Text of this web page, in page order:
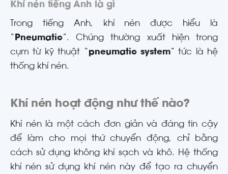
Khí nén tiếng Anh là gì
Trong tiếng Anh, khí nén được hiểu là
Pneumatic ”. Chúng thường xuất hiện trong
cụm từ kỹ thuật “ pneumatic system” tức là hệ
thống khí nén.
Khí nén hoạt động như thế nào?
Khí nén là một cách đơn giản và đáng tin cậy
để làm cho mọi thứ chuyển động, chỉ bằng
cách sử dụng không khí sạch và khô. Hệ thống
khí nén sử dụng khí nén này để tạo ra chuyển